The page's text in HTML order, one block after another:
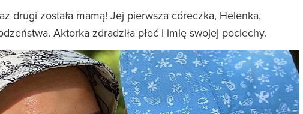
drugi została mamą! Jej pierwsza córeczka, Helenka,
Aktorka zdradziła płeć i imię swojej pociechy.